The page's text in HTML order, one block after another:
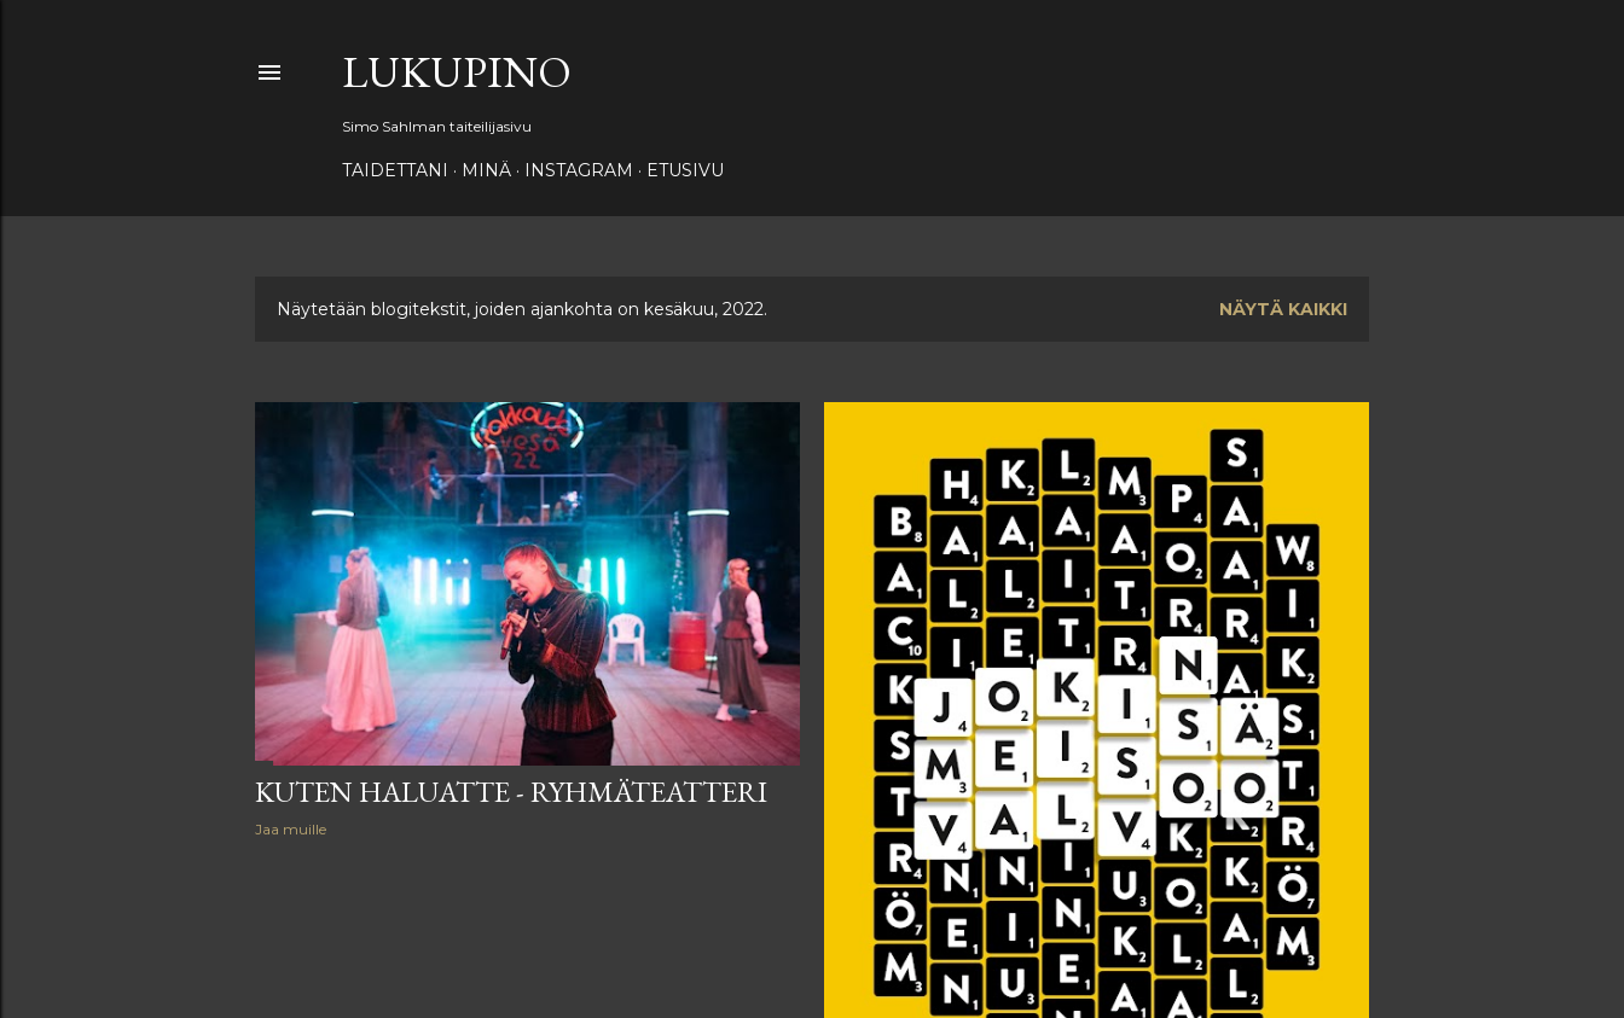
LUKUPINO
Simo Sahlman taiteilijasivu
TAIDETTANI MINÄ INSTAGRAM ETUSIVU
T
s
t
i
t
Näytetään blogitekstit, joiden ajankohta on kesäkuu, 2022. NÄYTÄ KAIKKI
KUTEN HALUATTE - RYHMÄTEATTERI
Jaa muille